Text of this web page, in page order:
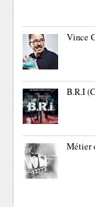
Vince
B.R.I
Métier